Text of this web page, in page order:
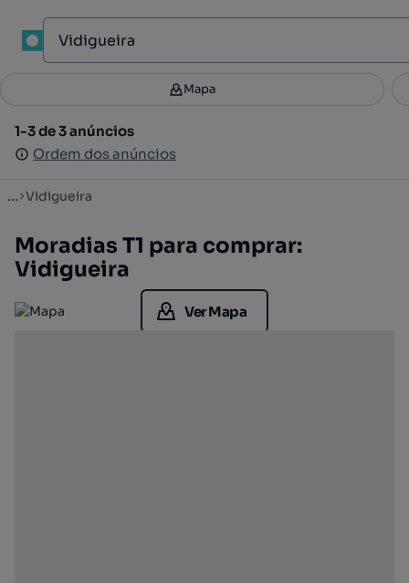
Filtros 3
1-3 de 3 anúncios
Ordem dos anúncios
Mapa
1-3 de 3 anúncios
Ordem dos anúncios
... Vidigueira
Moradias T1 para comprar:
Vidigueira
Ver Mapa